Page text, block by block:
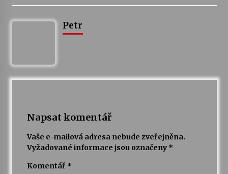
14. 7. 2026
Petr Adamec – Malovaný svět
30. 6. 2026
Petr
Napsat komentář
Vaše e-mailová adresa nebude zveřejněna.
Vyžadované informace jsou označeny *
Komentář *